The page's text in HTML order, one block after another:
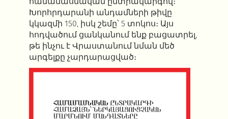
Խորհրդարանի անդամների թիվը
կկազմի 150, իսկ շեմը՝ 5 տոկոս։ Այս
հոդվածում ցանկանում ենք բացատրել,
թե ինչու է Վրաստանում նման մեծ
արգելքը չարդարացված։